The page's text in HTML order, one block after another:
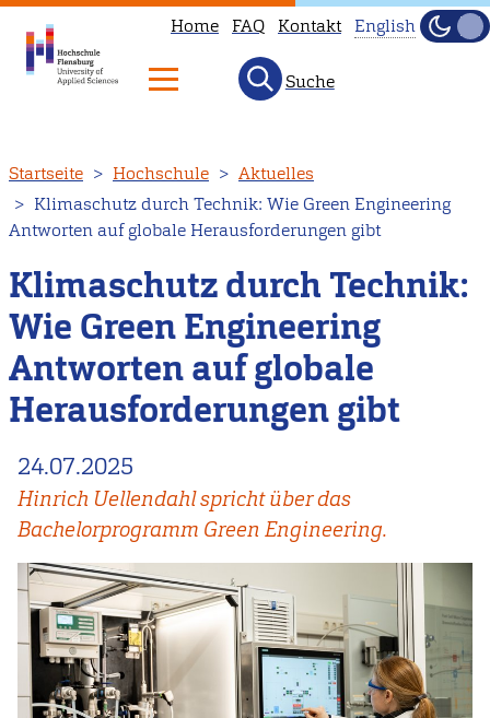
zum
Inhalt
Home FAQ Kontakt
available
English.
Head
English
main
English
Hell
Suche
Startseite Hochschule
Aktuelles
Klimaschutz durch Technik: Wie Green Engineering
Antworten auf globale Herausforderungen gibt
Klimaschutz durch Technik:
Wie Green Engineering
Antworten auf globale
Herausforderungen gibt
24.07.2025
Hinrich Uellendahl spricht über das
Bachelorprogramm Green Engineering.